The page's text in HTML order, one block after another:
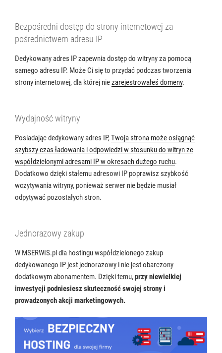
Bezpośredni dostęp do strony internetowej za
pośrednictwem adresu IP
Dedykowany adres IP zapewnia dostęp do witryny za pomocą
samego adresu IP. Może Ci się to przydać podczas tworzenia
strony internetowej, dla której niezarejestrowałeś domeny.
Wydajność witryny
Posiadając dedykowany adres IP,Twoja strona może osiągnąć
szybszy czas ładowania i odpowiedzi w stosunku do witryn ze
współdzielonymi adresami IP w okresach dużego ruchu.
Dodatkowo dzięki stałemu adresowi IP poprawisz szybkość
wczytywania witryny, ponieważ serwer nie będzie musiał
odpytywać pozostałych stron.
Jednorazowy zakup
W MSERWIS.pl dla hostingu współdzielonego zakup
dedykowanego IP jest jednorazowy i nie jest obarczony
dodatkowym abonamentem. Dzięki temu,przy niewielkiej
inwestycji podniesiesz skuteczność swojej strony i
prowadzonych akcji marketingowych.